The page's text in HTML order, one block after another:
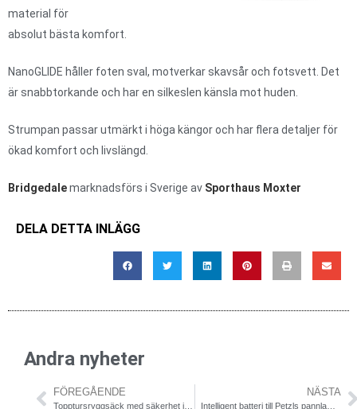
material för
absolut bästa komfort.
NanoGLIDE håller foten sval, motverkar skavsår och fotsvett. Det
är snabbtorkande och har en silkeslen känsla mot huden.
Strumpan passar utmärkt i höga kängor och har flera detaljer för
ökad komfort och livslängd.
Bridgedalemarknadsförs i Sverige av Sporthaus Moxter
DELA DETTA INLÄGG
Andra nyheter
FÖREGÅENDE NÄSTA
Intelligent batteri till Petzls pannlampor